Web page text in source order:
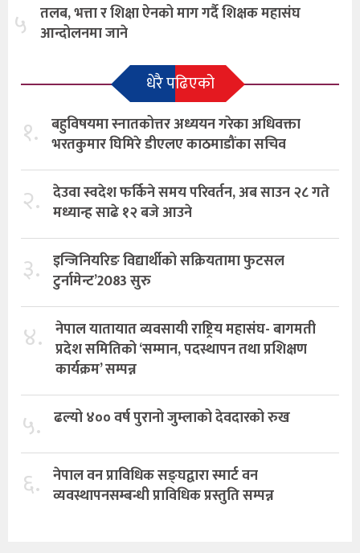
५ तलब, भत्ता र शिक्षा ऐनको माग गर्दै शिक्षक महासंघ
आन्दोलनमा जाने
धेरै पढिएको
१. बहुविषयमा स्नातकोत्तर अध्ययन गरेका अधिवक्ता
भरतकुमार घिमिरे डीएलए काठमाडौंका सचिव
२. देउवा स्वदेश फर्किने समय परिवर्तन, अब साउन २८ गते
मध्यान्ह साढे १२ बजे आउने
३. इन्जिनियरिङ विद्यार्थीको सक्रियतामा फुटसल
टुर्नामेन्ट’2083 सुरु
४. नेपाल यातायात व्यवसायी राष्ट्रिय महासंघ- बागमती
प्रदेश समितिको ‘सम्मान, पदस्थापन तथा प्रशिक्षण
कार्यक्रम’ सम्पन्न
५. ढल्यो ४०० वर्ष पुरानो जुम्लाको देवदारको रुख
६. नेपाल वन प्राविधिक सङ्घद्वारा स्मार्ट वन
व्यवस्थापनसम्बन्धी प्राविधिक प्रस्तुति सम्पन्न